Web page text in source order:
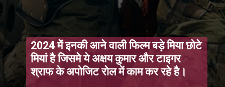
2024 में इनकी आने वाली फिल्म बड़े मिया छोटे
मियां है जिसमे ये अक्षय कुमार और टाइगर
श्राफ के अपोजिट रोल में काम कर रहे है।